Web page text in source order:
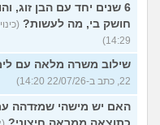
6 שנים יחד עם הבן זוג,
חושק בי, מה לעשות?
14:29)
שילוב משרה מלאה עם
22, כתב ב-22/07/26 14:20)
האם יש מישהי שמזדהה